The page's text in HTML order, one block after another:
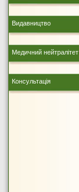
Видавництво
Медичний нейтралітет
Консультація